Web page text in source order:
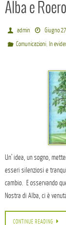
Alba e
admin
Giugno
Comunicazioni,In
Un’ idea, un sogno,
esseri silenziosi e
cambio. E osservando
Nostra di Alba, ci è
CONTINUE READING